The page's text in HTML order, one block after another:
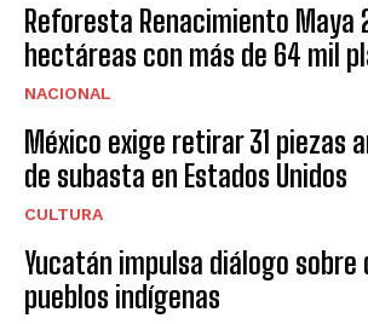
Reforesta Renacimiento Maya
hectáreas con más de 64 mil
NACIONAL
México exige retirar 31 piezas
de subasta en Estados Unidos
CULTURA
Yucatán impulsa diálogo sobre
pueblos indígenas